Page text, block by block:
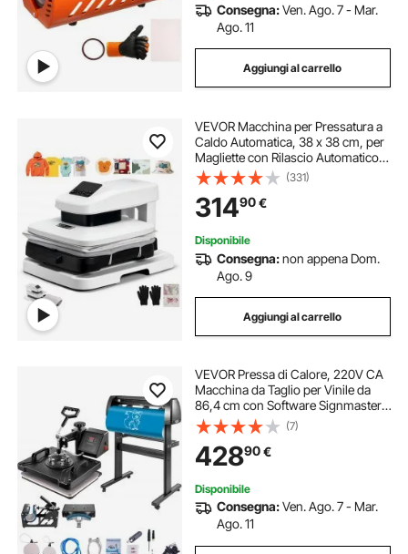
Consegna:Ven. Ago. 7 - Mar.
Ago. 11
Aggiungi al carrello
VEVOR Macchina per Pressatura a
Caldo Automatica, 38 x 38 cm, per
Magliette con Rilascio Automatico e
Pressione Regolabile, Display
Digitale, per Progetti di
Trasferimento Termico, Bianco
(331)
31490€
Disponibile
Consegna:non appena Dom.
Ago. 9
Aggiungi al carrello
VEVOR Pressa di Calore, 220V CA
Macchina da Taglio per Vinile da
86,4 cm con Software Signmaster,
38 x 30 cm Pressa a Caldo 5 in 1
con Controller LED Digitale, Plotter
da Taglio Professionale
(7)
42890€
Disponibile
Consegna:Ven. Ago. 7 - Mar.
Ago. 11